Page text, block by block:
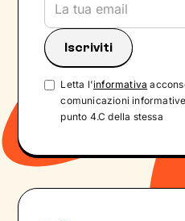
Letta l'informativa
comunicazioni
punto 4.C della stessa